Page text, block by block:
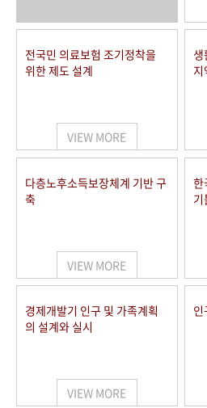
사진 아카이브 문서 기록물 행
50+1 주년 기념
세계와 함께 한 KIHASA
VR 역사관
전국민 의료보험 조기정착을
위한 제도 설계
VIEW MORE
다층노후소득보장체계 기반 구
축
VIEW MORE
한
기
경제개발기 인구 및 가족계획
의 설계와 실시
VIEW MORE